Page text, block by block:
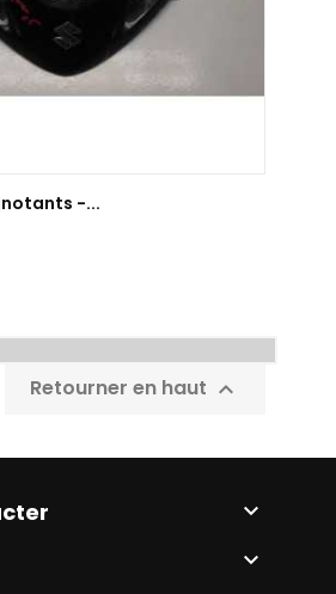
-...
Retourner en haut 

